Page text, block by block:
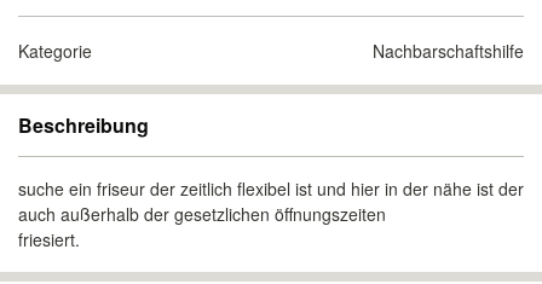
Kategorie Nachbarschaftshilfe
Beschreibung
suche ein friseur der zeitlich flexibel ist und hier in der nähe ist der
auch außerhalb der gesetzlichen öffnungszeiten
friesiert.